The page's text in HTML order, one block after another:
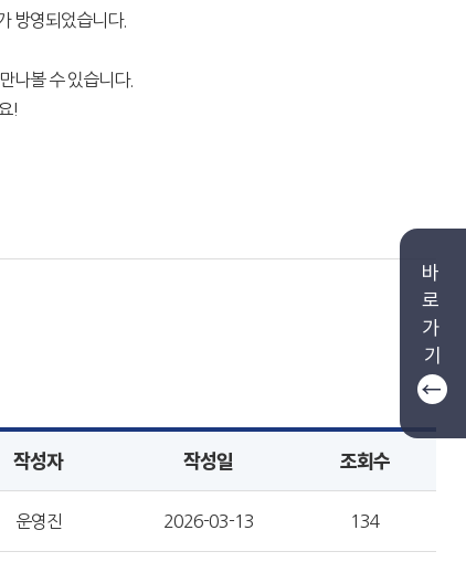
방영되었습니다.
나볼 수 있습니다.
!
작성자 작성일 조회수
운영진 2026-03-13 134
바
로
가
기